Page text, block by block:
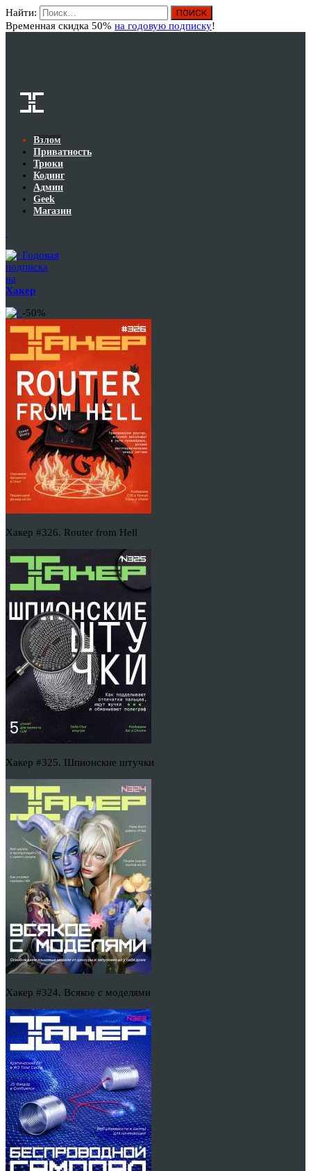
Найти:
Временная скидка 50% на годовую подписку!
Взлом
Приватность
Трюки
Кодинг
Админ
Geek
Магазин
Годовая
подписка
на
Хакер
-50%
Хакер #326. Router from Hell
Хакер #325. Шпионские штучки
Хакер #324. Всякое с моделями